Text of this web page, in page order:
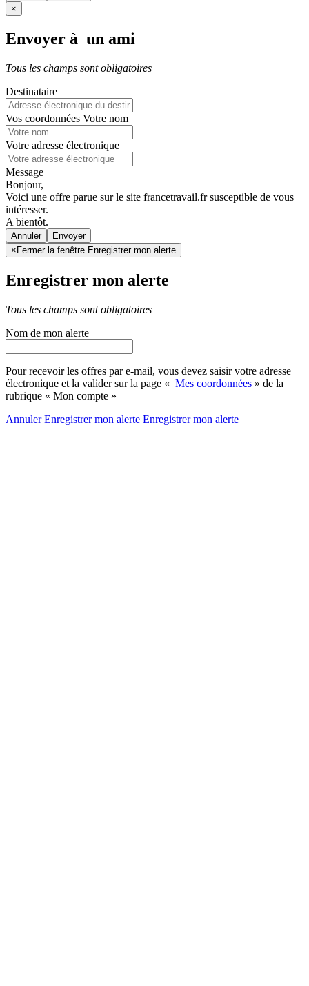
×
Envoyer à un ami
Tous les champs sont obligatoires
Destinataire
Vos coordonnées Votre nom
Votre adresse électronique
Message
Bonjour,
Voici une offre parue sur le site francetravail.fr susceptible de vous
intéresser.
A bientôt.
Annuler
× Fermer la fenêtre Enregistrer mon alerte
Enregistrer mon alerte
Tous les champs sont obligatoires
Nom de mon alerte
Pour recevoir les offres par e-mail, vous devez saisir votre adresse
électronique et la valider sur la page « Mes coordonnées » de la
rubrique « Mon compte »
AnnulerEnregistrer mon alerte Enregistrermon alerte